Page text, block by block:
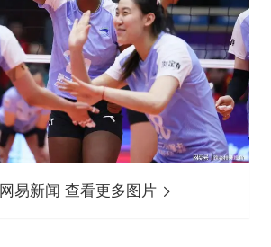
易新闻 查看更多图片